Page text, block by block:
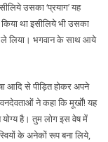
उसका ‘प्रयाग’ यह
था इसीलिये भी उसका
ले लिया। भगवान के साथ आये
आदि से पीड़ित होकर अपने
ने कहा कि मूर्खों! यह
योग्य है। तुम लोग इस वेष में
के अनेकों रूप बना लिये,